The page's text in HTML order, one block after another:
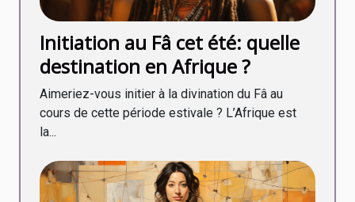
Initiation au Fâ cet été: quelle
destination en Afrique ?
Aimeriez-vous initier à la divination du Fâ au
cours de cette période estivale ? L’Afrique est
la...